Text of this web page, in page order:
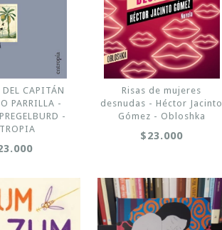
CAPITÁN
PARRILLA -
-
Risas de mujeres
desnudas - Héctor Jacinto
Gómez - Obloshka
$23.000